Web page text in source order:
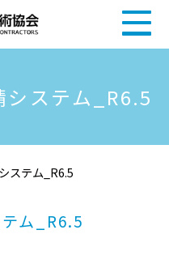
システム_R6.5
ステム_R6.5
テム_R6.5